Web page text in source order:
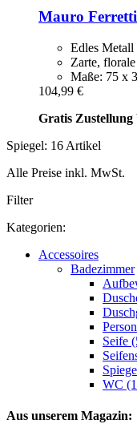
Mauro Ferretti
Edles
Zarte,
Maße: 75 x
104,99 €
Gratis Zustellung
Spiegel: 16 Artikel
Alle Preise inkl. MwSt.
Filter
Kategorien:
Accessoires
Badezimmer
Seife
WC
Aus unserem Magazin: